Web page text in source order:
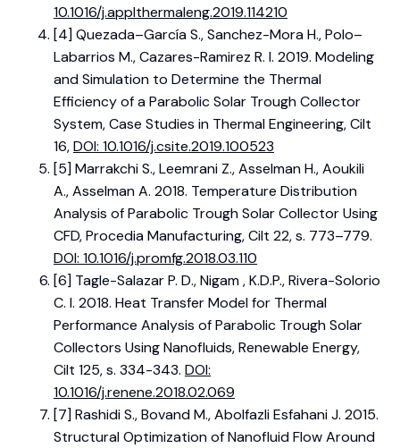
10.1016/j.applthermaleng.2019.114210
[4] Quezada–García S., Sanchez-Mora H., Polo–
Labarrios M., Cazares-Ramirez R. I. 2019. Modeling
and Simulation to Determine the Thermal
Efficiency of a Parabolic Solar Trough Collector
System, Case Studies in Thermal Engineering, Cilt
16,DOI: 10.1016/j.csite.2019.100523
[5] Marrakchi S., Leemrani Z., Asselman H., Aoukili
A., Asselman A. 2018. Temperature Distribution
Analysis of Parabolic Trough Solar Collector Using
CFD, Procedia Manufacturing, Cilt 22, s. 773–779.
DOI: 10.1016/j.promfg.2018.03.110
[6] Tagle-Salazar P. D., Nigam , K.D.P., Rivera-Solorio
C. I. 2018. Heat Transfer Model for Thermal
Performance Analysis of Parabolic Trough Solar
Collectors Using Nanofluids, Renewable Energy,
Cilt 125, s. 334-343. DOI:
10.1016/j.renene.2018.02.069
[7] Rashidi S., Bovand M., Abolfazli Esfahani J. 2015.
Structural Optimization of Nanofluid Flow Around